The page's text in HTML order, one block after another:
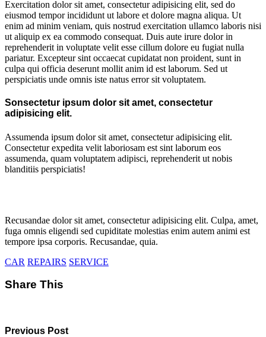
Exercitation dolor sit amet, consectetur adipisicing elit, sed do
eiusmod tempor incididunt ut labore et dolore magna aliqua. Ut
enim ad minim veniam, quis nostrud exercitation ullamco laboris nisi
ut aliquip ex ea commodo consequat. Duis aute irure dolor in
reprehenderit in voluptate velit esse cillum dolore eu fugiat nulla
pariatur. Excepteur sint occaecat cupidatat non proident, sunt in
culpa qui officia deserunt mollit anim id est laborum. Sed ut
perspiciatis unde omnis iste natus error sit voluptatem.
Sonsectetur ipsum dolor sit amet, consectetur
adipisicing elit.
Assumenda ipsum dolor sit amet, consectetur adipisicing elit.
Consectetur expedita velit laboriosam est sint laborum eos
assumenda, quam voluptatem adipisci, reprehenderit ut nobis
blanditiis perspiciatis!
Recusandae dolor sit amet, consectetur adipisicing elit. Culpa, amet,
fuga omnis eligendi sed cupiditate molestias enim autem animi est
tempore ipsa corporis. Recusandae, quia.
CAR REPAIRS SERVICE
Share This
Previous Post